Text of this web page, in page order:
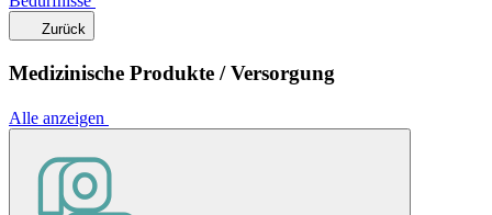
Zurück
Medizinische Produkte / Versorgung
Alle anzeigen